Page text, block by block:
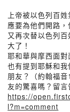
上帝被以色列百
應要為他們開路
又再次替以色列
大了！
耶和華與摩西面
也有提到耶穌和
朋友？（約翰福
友的驚喜嗎？留言
https://
l?m=comment